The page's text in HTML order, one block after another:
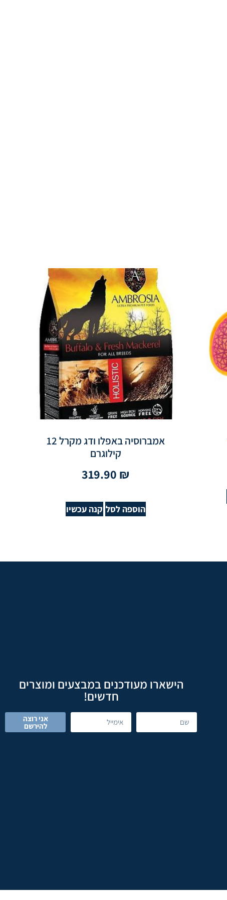
אמברוסיה באפלו ודג מקרל 12
קילוגרם
319.90 ₪
הוספה לסל קנה עכשיו
הישארו מעודכנים במבצעים ומוצרים
חדשים!
אני רוצה
להירשם